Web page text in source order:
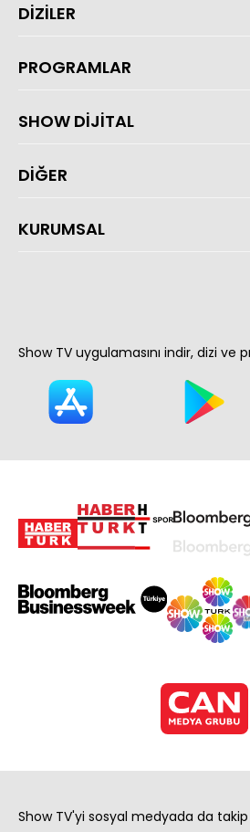
DİZİLER
PROGRAMLAR
SHOW DİJİTAL
DİĞER
KURUMSAL
Show TV uygulamasını indir, dizi ve
Show TV'yi sosyal medyada da